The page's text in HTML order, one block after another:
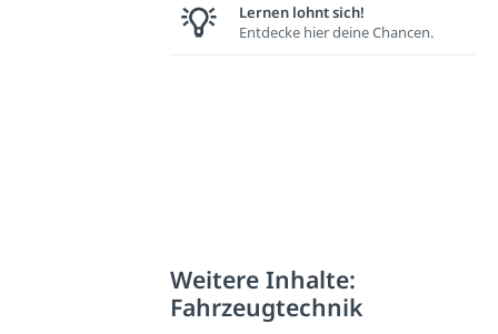
Lernen lohnt sich!
Entdecke hier deine Chancen.
Weitere Inhalte:
Fahrzeugtechnik